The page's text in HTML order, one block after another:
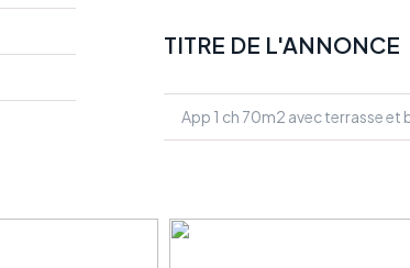
TITRE DE L'ANNONCE
App 1 ch 70m2 avec terrasse et